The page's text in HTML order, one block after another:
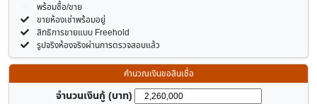
พร้อมซื้อ/ขาย
ขายห้องเช่าพร้อมอยู่
สิทธิการขายแบบ Freehold
รูปจริงห้องจริงผ่านการตรวจสอบแล้ว
คำนวณเงินขอสินเชื่อ
จำนวนเงินกู้ (บาท)